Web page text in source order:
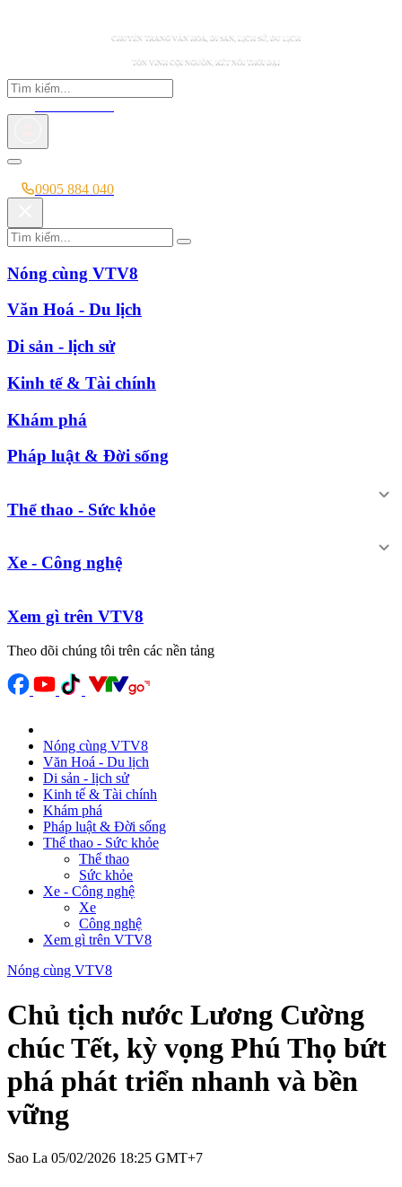
CHUYÊN TRANG VĂN HOÁ, DI SẢN, LỊCH SỬ, DU LỊCH
TÔN VINH CỘI NGUỒN, KẾT NỐI THỜI ĐẠI
0905 884 040
Nóng cùng VTV8
Văn Hoá - Du lịch
Di sản - lịch sử
Kinh tế & Tài chính
Khám phá
Pháp luật & Đời sống
Thể thao - Sức khỏe
Xe - Công nghệ
Xem gì trên VTV8
Theo dõi chúng tôi trên các nền tảng
Nóng cùng VTV8
Văn Hoá - Du lịch
Di sản - lịch sử
Kinh tế & Tài chính
Khám phá
Pháp luật & Đời sống
Thể thao - Sức khỏe
Thể thao
Sức khỏe
Xe - Công nghệ
Xe
Công nghệ
Xem gì trên VTV8
Nóng cùng VTV8
Chủ tịch nước Lương Cường
chúc Tết, kỳ vọng Phú Thọ bứt
phá phát triển nhanh và bền
vững
Sao La 05/02/2026 18:25 GMT+7